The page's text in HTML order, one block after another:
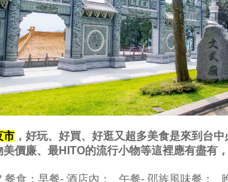
市 ，好玩、好買、好逛又超多美食是來到台
美價廉、最HITO的流行小物等這裡應有盡有
餐食：早餐- 酒店內； 午餐- 邵族風味餐；